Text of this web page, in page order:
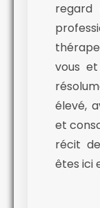
regard
vous
élevé,
et
récit
êtes ici